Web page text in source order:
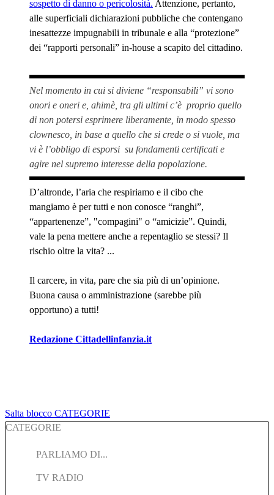
sospetto di danno o pericolosità. Attenzione, pertanto,
alle superficiali dichiarazioni pubbliche che contengano
inesattezze impugnabili in tribunale e alla “protezione”
dei “rapporti personali” in-house a scapito del cittadino.
Nel momento in cui si diviene “responsabili” vi sono
onori e oneri e, ahimè, tra gli ultimi c’è proprio quello
di non potersi esprimere liberamente, in modo spesso
clownesco, in base a quello che si crede o si vuole, ma
vi è l’obbligo di esporsi su fondamenti certificati e
agire nel supremo interesse della popolazione.
D’altronde, l’aria che respiriamo e il cibo che
mangiamo è per tutti e non conosce “ranghi”,
“appartenenze”, "compagini" o “amicizie”. Quindi,
vale la pena mettere anche a repentaglio se stessi? Il
rischio oltre la vita? ...
Il carcere, in vita, pare che sia più di un’opinione.
Buona causa o amministrazione (sarebbe più
opportuno) a tutti!
Redazione Cittadellinfanzia.it
Salta blocco CATEGORIE
CATEGORIE
PARLIAMO DI...
TV RADIO